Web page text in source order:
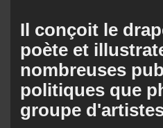
Il conçoit le
poète et
nombreuses
politiques que
groupe